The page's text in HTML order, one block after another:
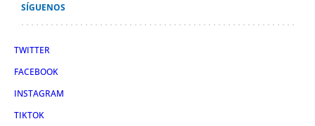
SÍGUENOS
TWITTER
FACEBOOK
INSTAGRAM
TIKTOK